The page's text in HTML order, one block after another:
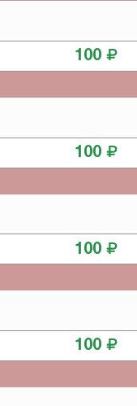
100
100
100
100